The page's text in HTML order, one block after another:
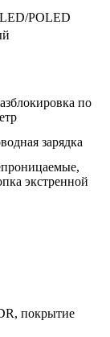
POLED
по
зарядка
экстренной
покрытие